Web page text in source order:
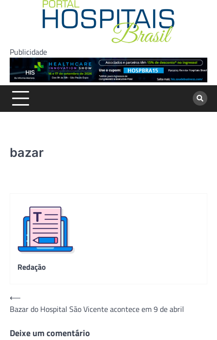
Publicidade
bazar
Redação
Navegação
de
Post
⟵
Bazar do Hospital São Vicente acontece em 9 de abril
Deixe um comentário